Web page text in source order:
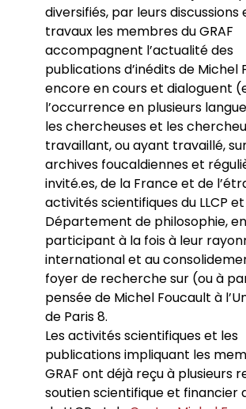
diversifiés, par leurs discussions
travaux les membres du GRAF
accompagnent l’actualité des
publications d’inédits de Michel
encore en cours et dialoguent
l’occurrence en plusieurs
les chercheuses et les
travaillant, ou ayant travaillé,
archives foucaldiennes et
invité.es, de la France et de
activités scientifiques du LLCP
Département de philosophie, en
participant à la fois à leur
international et au
foyer de recherche sur (ou à
pensée de Michel Foucault à
de Paris 8.
Les activités scientifiques et les
publications impliquant les
GRAF ont déjà reçu à plusieurs
soutien scientifique et financier